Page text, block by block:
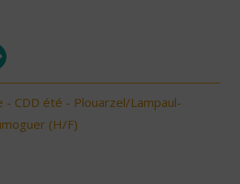
- CDD été - Plouarzel/Lampaul-
(H/F)